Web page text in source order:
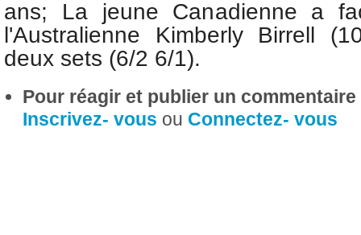
ans; La jeune Canadienne a
l'Australienne Kimberly Birrell
deux sets (6/2 6/1).
Pour réagir et publier un
Inscrivez- vous ou Connectez- vous